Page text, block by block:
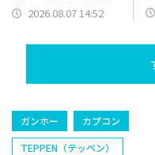
館』が挑む「選択」で
2026.08.07 14:52
ガンホー
カプコン
TEPPEN（テッペン）